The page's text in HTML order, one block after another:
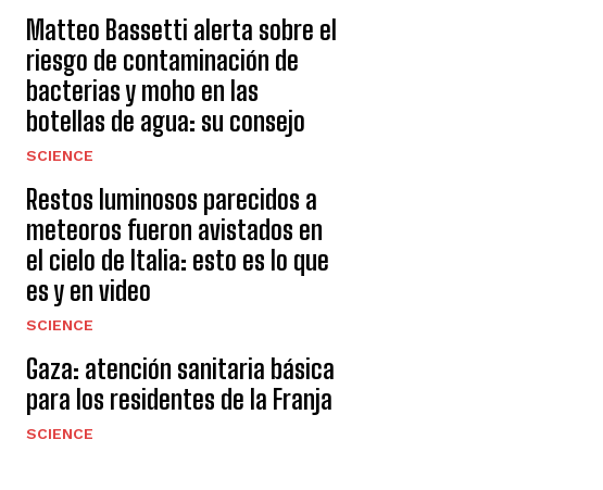
Matteo Bassetti alerta sobre el
riesgo de contaminación de
bacterias y moho en las
botellas de agua: su consejo
SCIENCE
Restos luminosos parecidos a
meteoros fueron avistados en
el cielo de Italia: esto es lo que
es y en video
SCIENCE
Gaza: atención sanitaria básica
para los residentes de la Franja
SCIENCE